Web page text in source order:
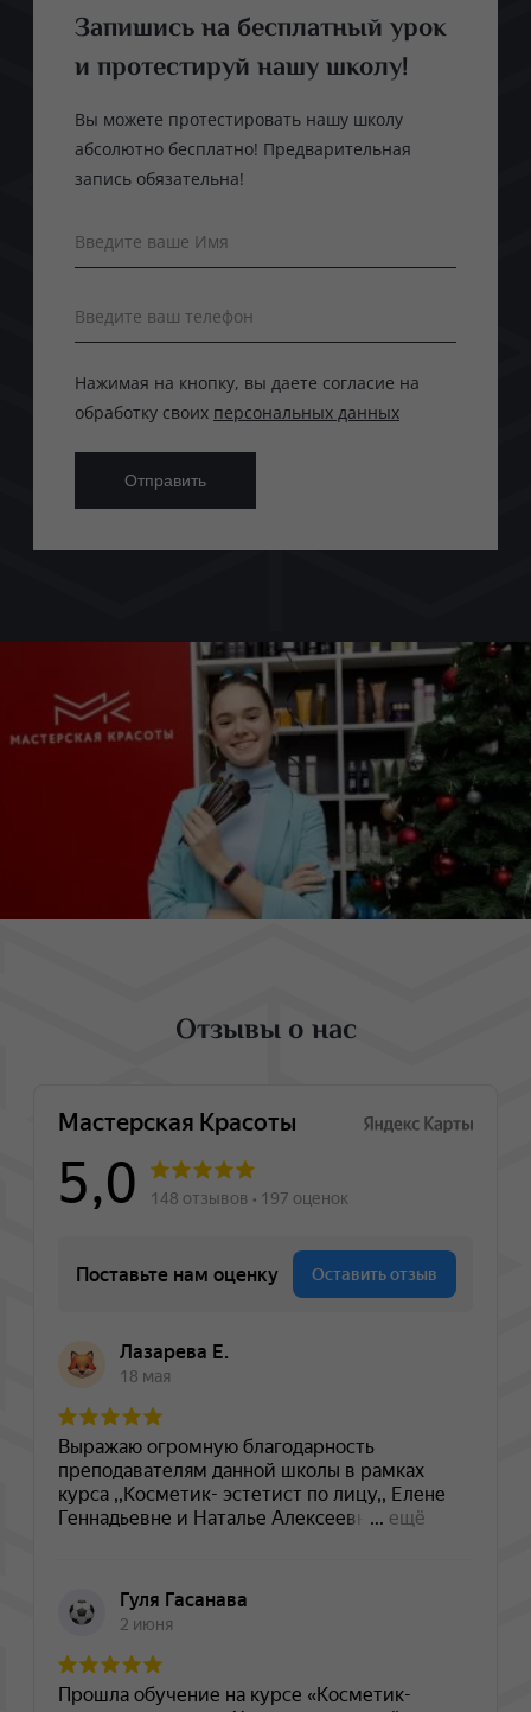
Запишись на бесплатный урок
и протестируй нашу школу!
Вы можете протестировать нашу школу
абсолютно бесплатно! Предварительная
запись обязательна!
Введите ваше Имя
Введите ваш телефон
Нажимая на кнопку, вы даете согласие на
обработку своих персональных данных
Отзывы о нас